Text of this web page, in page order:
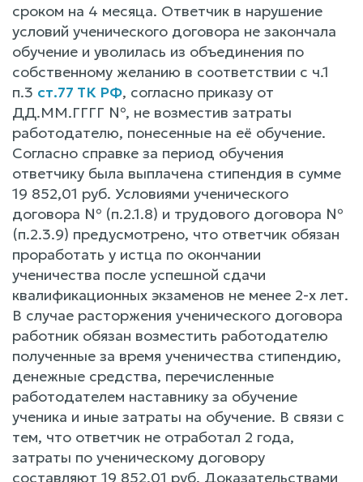
сроком на 4 месяца. Ответчик в нарушение
условий ученического договора не закончала
обучение и уволилась из объединения по
собственному желанию в соответствии с ч.1
п.3 ст.77 ТК РФ, согласно приказу от
ДД.ММ.ГГГГ №, не возместив затраты
работодателю, понесенные на её обучение.
Согласно справке за период обучения
ответчику была выплачена стипендия в сумме
19 852,01 руб. Условиями ученического
договора № (п.2.1.8) и трудового договора №
(п.2.3.9) предусмотрено, что ответчик обязан
проработать у истца по окончании
ученичества после успешной сдачи
квалификационных экзаменов не менее 2-х лет.
В случае расторжения ученического договора
работник обязан возместить работодателю
полученные за время ученичества стипендию,
денежные средства, перечисленные
работодателем наставнику за обучение
ученика и иные затраты на обучение. В связи с
тем, что ответчик не отработал 2 года,
затраты по ученическому договору
составляют 19 852,01 руб. Доказательствами